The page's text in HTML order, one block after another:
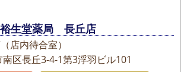
裕生堂薬局 長丘店
店内待合室）
区長丘3-4-1第3浮羽ビル101